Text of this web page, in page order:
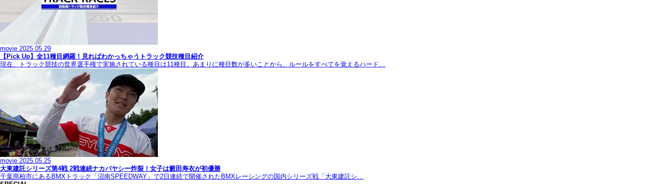
movie 2025.05.29
【Pick Up】全11種目網羅！見ればわかっちゃうトラック競技種目紹介
現在、トラック競技の世界選手権で実施されている種目は11種目。あまりに種目数が多いことから、ルールをすべてを覚えるハード…
movie 2025.05.25
大東建託シリーズ第4戦 2戦連続ナカバヤシー炸裂！女子は籔田寿衣が初優勝
千葉県柏市にあるBMXトラック「沼南SPEEDWAY」で2日連続で開催されたBMXレーシングの国内シリーズ戦「大東建託シ…